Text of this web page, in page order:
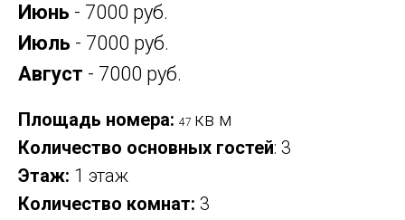
Июнь - 7000 руб.
Июль - 7000 руб.
Август - 7000 руб.
Площадь номера: 47 кв м
Количество основных гостей: 3
Этаж: 1 этаж
Количество комнат: 3